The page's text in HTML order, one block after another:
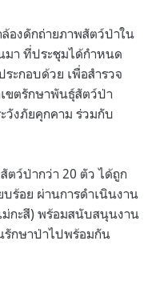
องดักถ่ายภาพสัตว์ป่าใน
า ที่ประชุมได้กำหนด
ะกอบด้วย เพื่อสำรวจ
ขตรักษาพันธุ์สัตว์ป่า
วังภัยคุกคาม ร่วมกับ
ว์ป่ากว่า 20 ตัว ได้ถูก
ร้อย ผ่านการดำเนินงาน
กะสี) พร้อมสนับสนุนงาน
รักษาป่าไปพร้อมกัน